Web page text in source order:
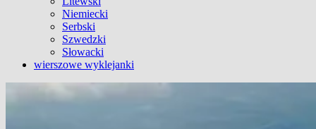
Niemiecki
Serbski
Szwedzki
Słowacki
wierszowe wyklejanki